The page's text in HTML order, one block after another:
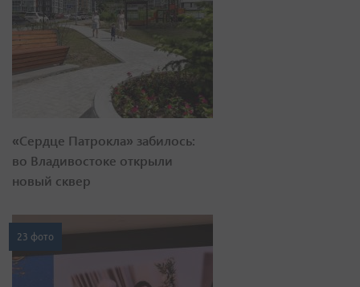
«Сердце Патрокла» забилось:
во Владивостоке открыли
новый сквер
23 фото